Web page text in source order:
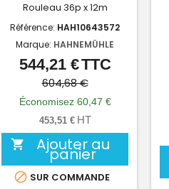
Rouleau 36p x 12m
Référence: HAH10643572
Marque: HAHNEMÜHLE
Prix
Prix
de
base
544,21 €TTC
604,68 €
Économisez 60,47 €
453,51 € HT
 Ajouter au
panier
 SUR COMMANDE